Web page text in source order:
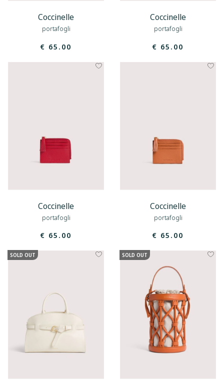
Coccinelle
portafogli
€ 65.00
Coccinelle
portafogli
€ 65.00
Coccinelle
portafogli
€ 65.00
Coccinelle
portafogli
€ 65.00
SOLD OUT SOLD OUT